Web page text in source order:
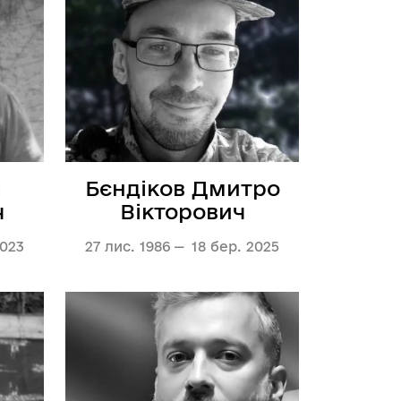
з питань підприємництва у м.
база
регуляторних актів
діяльності
та надання висновків
регуляторного акта
регуляторних актів
Бєндіков Дмитро
Вікторович
27 лис. 1986 18 бер. 2025